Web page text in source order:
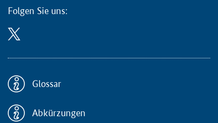
t
e
2
0
5
i
n
e
Folgen Sie uns:
Glossar
Abkürzungen